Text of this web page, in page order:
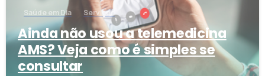
Saúde em Dia Serviços
Ainda não usou a telemedicina
AMS? Veja como é simples se
consultar